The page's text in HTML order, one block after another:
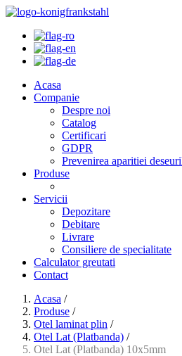
Acasa
Companie
Despre noi
Catalog
Certificari
GDPR
Prevenirea aparitiei
Produse
Servicii
Depozitare
Debitare
Livrare
Consiliere de specialitate
Calculator greutati
Contact
Acasa /
Produse /
Otel laminat plin /
Otel Lat (Platbanda) /
Otel Lat (Platbanda) 10x5mm